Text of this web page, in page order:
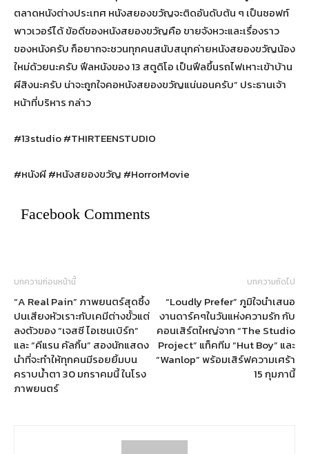
ตลาดหนังต่างประเทศ หนังสยองขวัญจะติดอันดับต้น ๆ เป็นซอฟท์
พาวเวอร์ได้ ข้อดีของหนังสยองขวัญคือ ขายจังหวะและเรื่องราว
ของหนังครับ ก็อยากจะชวนทุกคนสนับสนุกค่ายหนังสยองขวัญน้อง
ใหม่ด้วยนะครับ ฟีลหนังของ 13 สตูดิโอ เป็นฟีลขึ้นรถไฟเหาะเข้าบ้าน
ผีสิงนะครับ น่าจะถูกใจคอหนังสยองขวัญแน่นอนครับ” ประธานเจ้า
หน้าที่บริหาร กล่าว
#13studio #THIRTEENSTUDIO
#หนังผี #หนังสยองขวัญ #HorrorMovie
Facebook Comments
บทความก่อนหน้านี้
“A Real Pain” ภาพยนตร์สุดซึ้ง
ปนเสียงหัวเราะกับเคมีต่างขั้วแต่
ลงตัวของ “เจสซี ไอเซนเบิร์ก”
และ “คีแรน คัลกิ้น” สองนักแสดง
นำที่จะทำให้ทุกคนมีรอยยิ้มบน
คราบน้ำตา 30 มกราคมนี้ ในโรง
ภาพยนตร์
บทความถัดไป
“Loudly Prefer” ภูมิใจนำเสนอ
งานดาร์คๆในวันแห่งความรัก กับ
คอนเสิร์ตใหญ่จาก “The Studio
Project” แท็คทีม “Hut Boy” และ
“Wanlop” พร้อมเสิร์ฟความเศร้า
15 กุมภานี้